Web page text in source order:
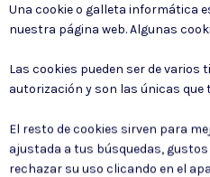
a nuestro
Una cookie o galleta informática
nuestra página web. Algunas
Las cookies pueden ser de
autorización y son las únicas
El resto de cookies sirven para
ajustada a tus búsquedas,
rechazar su uso clicando en el